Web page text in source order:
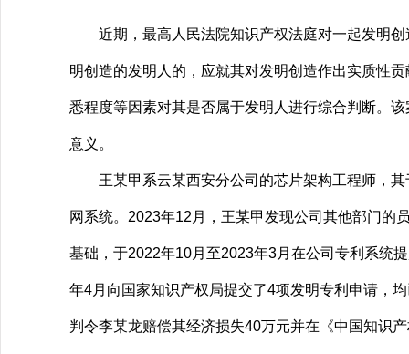
近期，最高人民法院知识产权法庭对一起发明创
明创造的发明人的，应就其对发明创造作出实质性
悉程度等因素对其是否属于发明人进行综合判断。
意义。
王某甲系云某西安分公司的芯片架构工程师，其
网系统。2023年12月，王某甲发现公司其他部门的
基础，于2022年10月至2023年3月在公司专利系统
年4月向国家知识产权局提交了4项发明专利申请，
判令李某龙赔偿其经济损失40万元并在《中国知识